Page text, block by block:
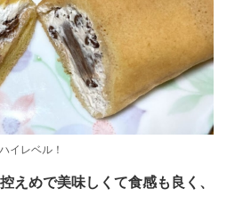
イレベル！
えめで美味しくて食感も良く、